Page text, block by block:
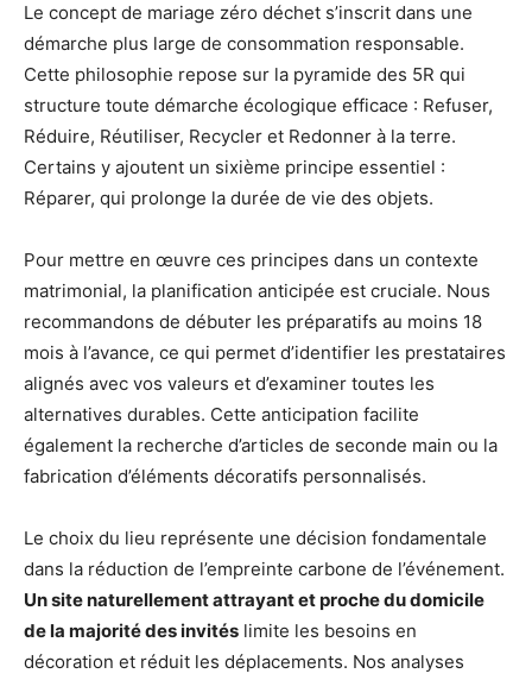
Le concept de mariage zéro déchet s’inscrit dans une
démarche plus large de consommation responsable.
Cette philosophie repose sur la pyramide des 5R qui
structure toute démarche écologique efficace : Refuser,
Réduire, Réutiliser, Recycler et Redonner à la terre.
Certains y ajoutent un sixième principe essentiel :
Réparer, qui prolonge la durée de vie des objets.
Pour mettre en œuvre ces principes dans un contexte
matrimonial, la planification anticipée est cruciale. Nous
recommandons de débuter les préparatifs au moins 18
mois à l’avance, ce qui permet d’identifier les prestataires
alignés avec vos valeurs et d’examiner toutes les
alternatives durables. Cette anticipation facilite
également la recherche d’articles de seconde main ou la
fabrication d’éléments décoratifs personnalisés.
Le choix du lieu représente une décision fondamentale
dans la réduction de l’empreinte carbone de l’événement.
Un site naturellement attrayant et proche du domicile
de la majorité des invités limite les besoins en
décoration et réduit les déplacements. Nos analyses